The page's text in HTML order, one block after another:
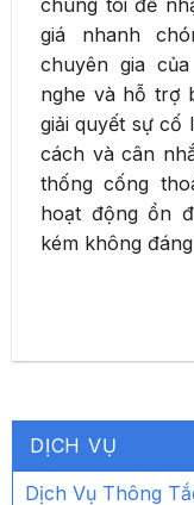
chúng tôi để
giá nhanh
chuyên gia
nghe và hỗ trợ
giải quyết sự cố
cách và cân
thống cống
hoạt động ổn
kém không
DỊCH VỤ
Dịch Vụ Thông